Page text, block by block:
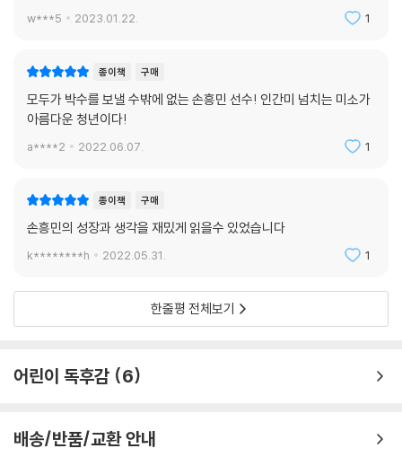
w***5 2023.01.22. 1
종이책 구매
모두가 박수를 보낼 수밖에 없는 손흥민 선수! 인간미 넘치는 미소가
아름다운 청년이다!
a****2 2022.06.07. 1
종이책 구매
손흥민의 성장과 생각을 재밌게 읽을수 있었습니다
k********h 2022.05.31. 1
한줄평 전체보기
어린이 독후감 6
배송/반품/교환 안내